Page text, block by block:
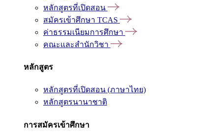
หลักสูตรที่เปิดสอน
สมัครเข้าศึกษา TCAS
ค่าธรรมเนียมการศึกษา
คณะและสำนักวิชา
หลักสูตร
หลักสูตรที่เปิดสอน (ภาษาไทย)
หลักสูตรนานาชาติ
การสมัครเข้าศึกษา